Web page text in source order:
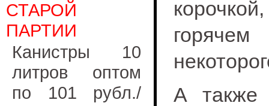
СТАРОЙ
ПАРТИИ
Канистры 10
литров оптом
по 101 рубл./
А также